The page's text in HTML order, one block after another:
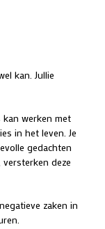
kan. Jullie
werken met
in het leven. Je
gedachten
deze
zaken in